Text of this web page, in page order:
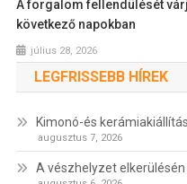
A forgalom fellendülését
következő napokban
július 28, 2026
LEGFRISSEBB HÍREK
Kimonó-és
augusztus 7, 2026
A vészhelyzet